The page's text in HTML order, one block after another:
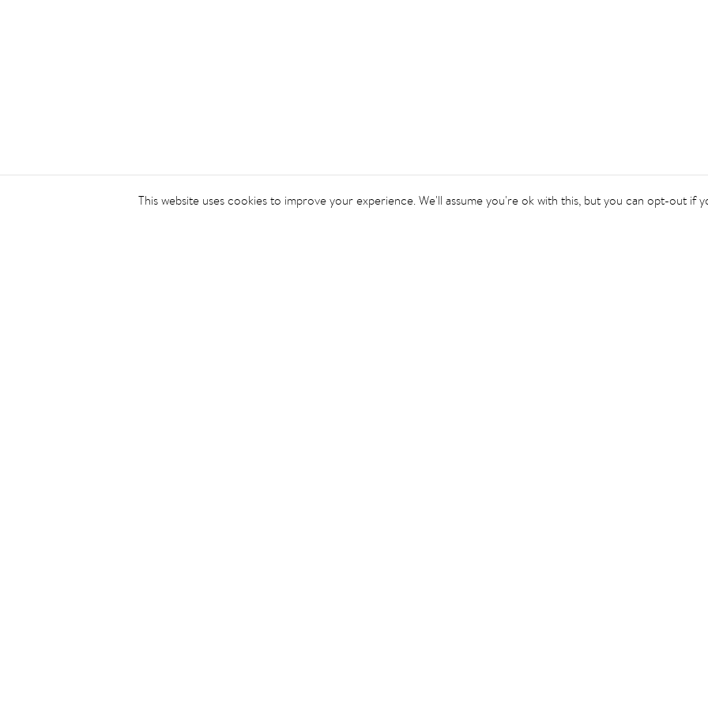
This website uses cookies to improve your experience. We'll assume you're ok with this, but you can opt-out if